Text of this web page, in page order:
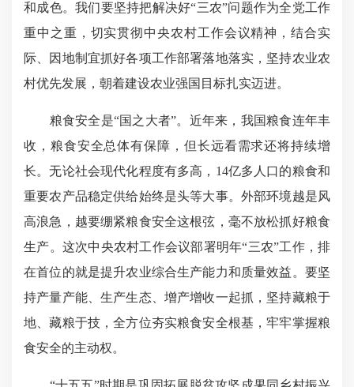
和成色。我们要坚持把解决好“三农”问题作为全党工作
重中之重，切实贯彻中央农村工作会议精神，结合实
际、因地制宜抓好各项工作部署落地落实，坚持农业农
村优先发展，朝着建设农业强国目标扎实迈进。
粮食安全是“国之大者”。近年来，我国粮食连年丰
收，粮食安全总体有保障，但长远看需求还将持续增
长。无论社会现代化程度有多高，14亿多人口的粮食和
重要农产品稳定供给始终是头等大事。外部环境越是风
高浪急，越要绷紧粮食安全这根弦，毫不放松抓好粮食
生产。这次中央农村工作会议部署明年“三农”工作，排
在首位的就是提升农业综合生产能力和质量效益。要坚
持产量产能、生产生态、增产增收一起抓，坚持藏粮于
地、藏粮于技，全方位夯实粮食安全根基，牢牢掌握粮
食安全的主动权。